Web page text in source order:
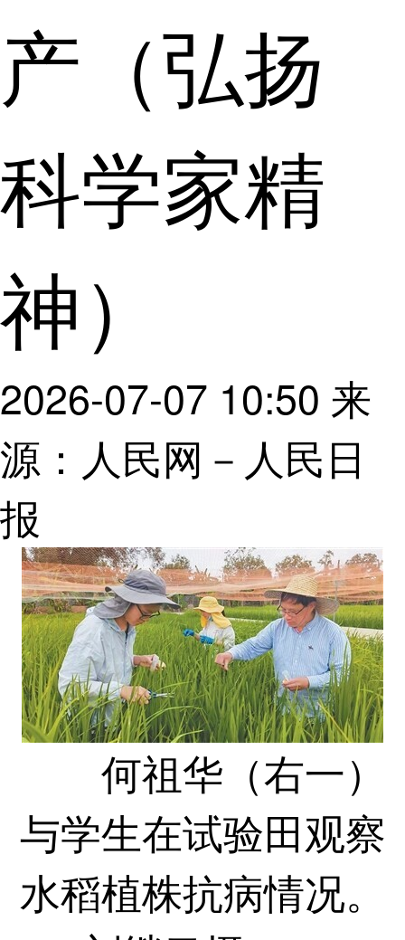
产（弘扬
科学家精
神）
2026-07-07 10:50 来
源：人民网－人民日
报
何祖华（右一）
与学生在试验田观察
水稻植株抗病情况。